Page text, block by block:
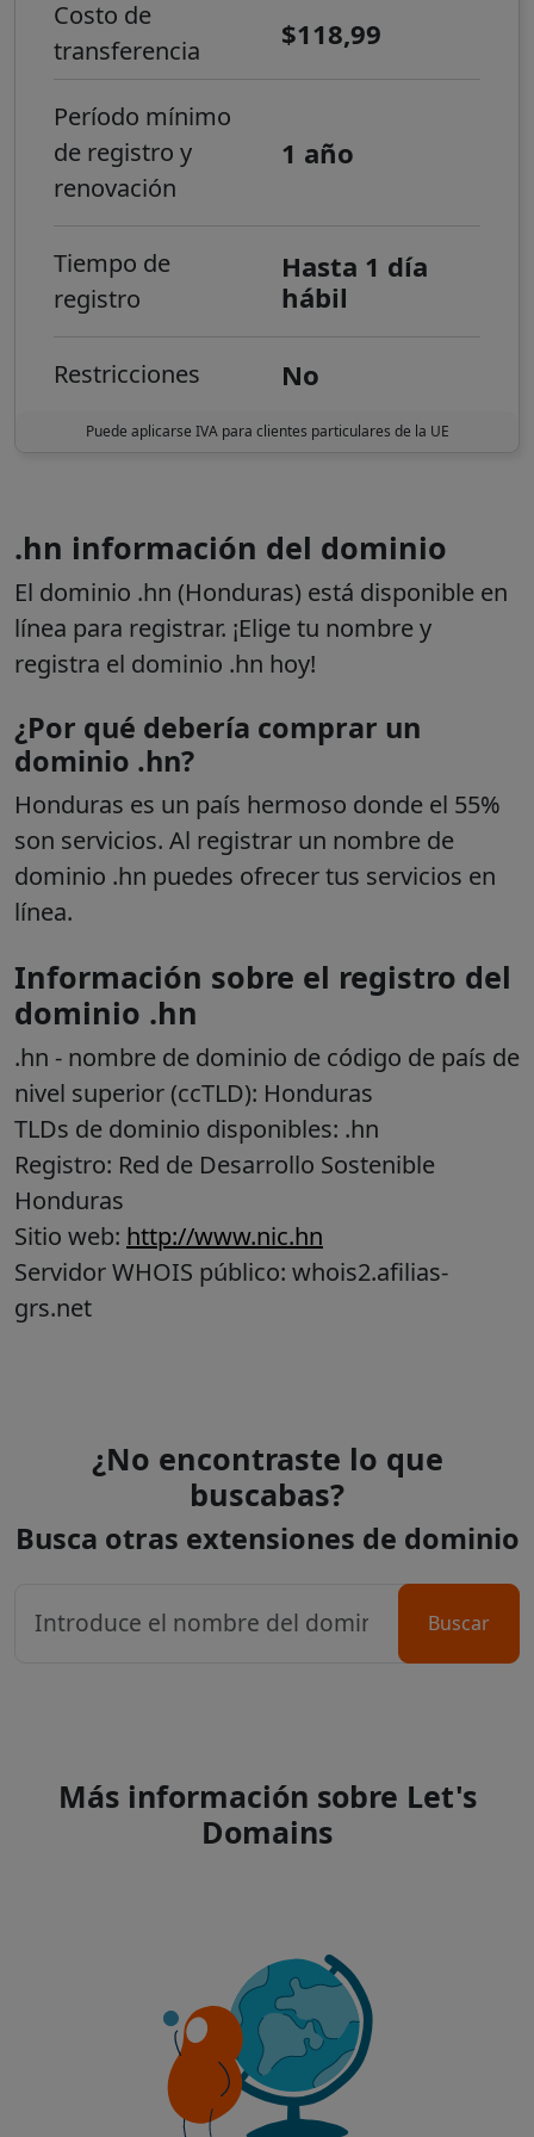
Costo de
transferencia
$118,99
Período mínimo
de registro y
renovación
1 año
Tiempo de
registro
Hasta 1 día
hábil
Restricciones No
Puede aplicarse IVA para clientes particulares de la UE
.hn información del dominio
El dominio .hn (Honduras) está disponible en
línea para registrar. ¡Elige tu nombre y
registra el dominio .hn hoy!
¿Por qué debería comprar un
dominio .hn?
Honduras es un país hermoso donde el 55%
son servicios. Al registrar un nombre de
dominio .hn puedes ofrecer tus servicios en
línea.
Información sobre el registro del
dominio .hn
.hn - nombre de dominio de código de país de
nivel superior (ccTLD): Honduras
TLDs de dominio disponibles: .hn
Registro: Red de Desarrollo Sostenible
Honduras
Sitio web: http://www.nic.hn
Servidor WHOIS público: whois2.afilias-
grs.net
¿No encontraste lo que
buscabas?
Busca otras extensiones de dominio
Buscar